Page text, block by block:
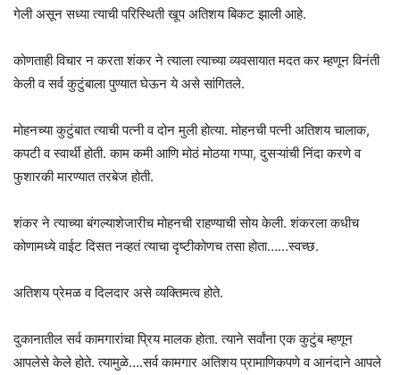
गेली असून सध्या त्याची परिस्थिती खूप अतिशय बिकट झाली आहे.
कोणताही विचार न करता शंकर ने त्याला त्याच्या व्यवसायात मदत कर म्हणून विनंती
केली व सर्व कुटुंबाला पुण्यात घेऊन ये असे सांगितले.
मोहनच्या कुटुंबात त्याची पत्नी व दोन मुली होत्या. मोहनची पत्नी अतिशय चालाक,
कपटी व स्वार्थी होती. काम कमी आणि मोठं मोठया गप्पा, दुसऱ्यांची निंदा करणे व
फुशारकी मारण्यात तरबेज होती.
शंकर ने त्याच्या बंगल्याशेजारीच मोहनची राहण्याची सोय केली. शंकरला कधीच
कोणामध्ये वाईट दिसत नव्हतं त्याचा दृष्टीकोणच तसा होता……स्वच्छ.
अतिशय प्रेमळ व दिलदार असे व्यक्तिमत्व होते.
दुकानातील सर्व कामगारांचा प्रिय मालक होता. त्याने सर्वांना एक कुटुंब म्हणून
आपलेसे केले होते. त्यामुळे….सर्व कामगार अतिशय प्रामाणिकपणे व आनंदाने आपले